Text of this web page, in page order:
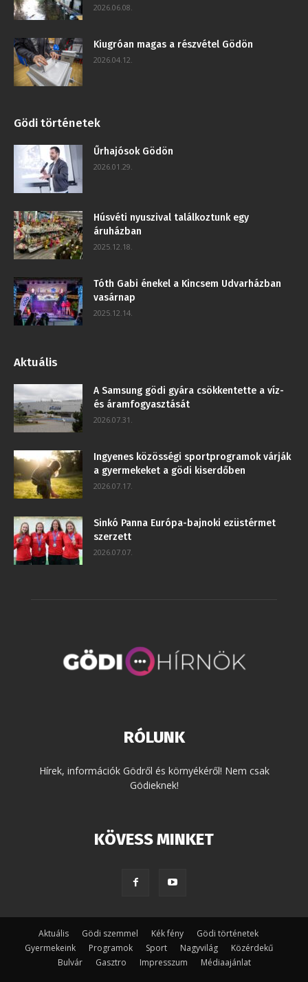
2026.06.08.
Kiugróan magas a részvétel Gödön
2026.04.12.
Gödi történetek
Űrhajósok Gödön
2026.01.29.
Húsvéti nyuszival találkoztunk egy
áruházban
2025.12.18.
Tóth Gabi énekel a Kincsem Udvarházban
vasárnap
2025.12.14.
Aktuális
A Samsung gödi gyára csökkentette a víz-
és áramfogyasztását
2026.07.31.
Ingyenes közösségi sportprogramok várják
a gyermekeket a gödi kiserdőben
2026.07.17.
Sinkó Panna Európa-bajnoki ezüstérmet
szerzett
2026.07.07.
RÓLUNK
Hírek, információk Gödről és környékéről! Nem csak
Gödieknek!
KÖVESS MINKET
Aktuális Gödi szemmel Kék fény
Gödi történetek
Gyermekeink
Programok Sport Nagyvilág
Közérdekű
Bulvár
Gasztro Impresszum Médiaajánlat